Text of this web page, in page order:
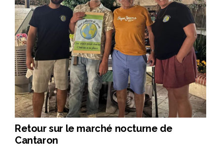
Retour sur le marché nocturne de
Cantaron